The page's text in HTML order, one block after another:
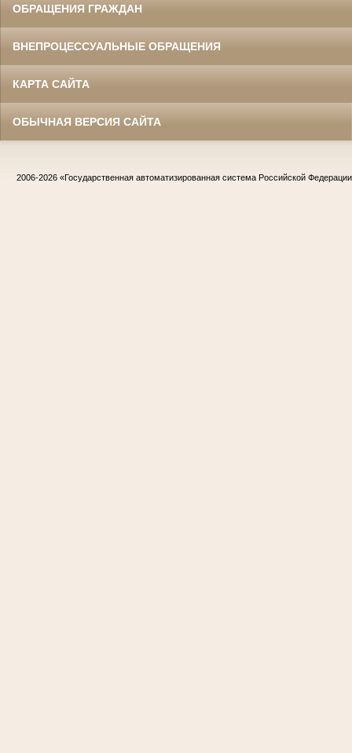
ОБРАЩЕНИЯ ГРАЖДАН
ВНЕПРОЦЕССУАЛЬНЫЕ ОБРАЩЕНИЯ
КАРТА САЙТА
ОБЫЧНАЯ ВЕРСИЯ САЙТА
2006-2026 «Государственная автоматизированная система Российской